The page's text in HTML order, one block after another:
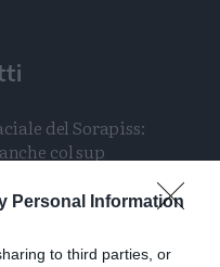
Personal Information
to third parties, or
del Sorapiss:
col sup
e papà recuperati